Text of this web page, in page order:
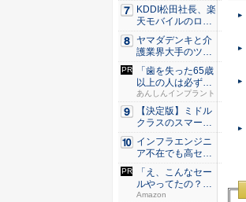
KDDI松田社長、楽
天モバイルのロー
ミン...
ヤマダデンキと介
護業界大手のツク
イが協業...
「歯を失った65歳
以上の人は必ずや
って」...
あんしんインプラント
【決定版】ミドル
クラスのスマート
フォンの...
インフラエンジニ
ア不在でも高セキ
ュリティ...
「え、こんなセー
ルやってたの？」
80％O...
Amazon